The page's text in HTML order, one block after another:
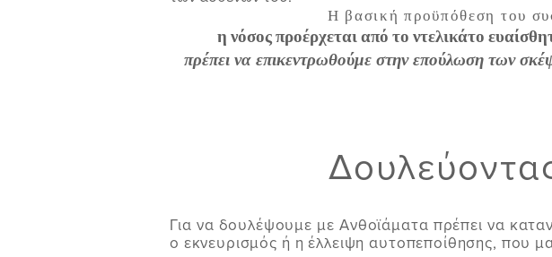
Η βασική προϋπόθεση του
η νόσος προέρχεται από το ντελικάτο
πρέπει να επικεντρωθούμε στην επούλωση των
Για να δουλέψουμε με Ανθοϊάματα πρέπει να
ο εκνευρισμός ή η έλλειψη αυτοπεποίθησης, που